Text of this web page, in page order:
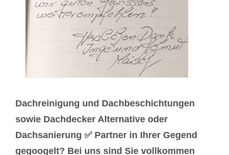
Dachreinigung und Dachbeschichtungen
sowie Dachdecker Alternative oder
Dachsanierung ✅ Partner in Ihrer Gegend
gegoogelt? Bei uns sind Sie vollkommen